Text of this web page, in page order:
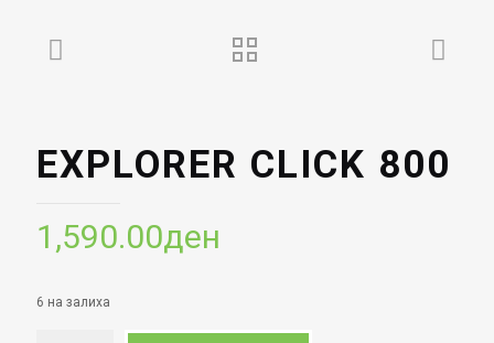
EXPLORER CLICK 800
1,590.00ден
6 на залиха